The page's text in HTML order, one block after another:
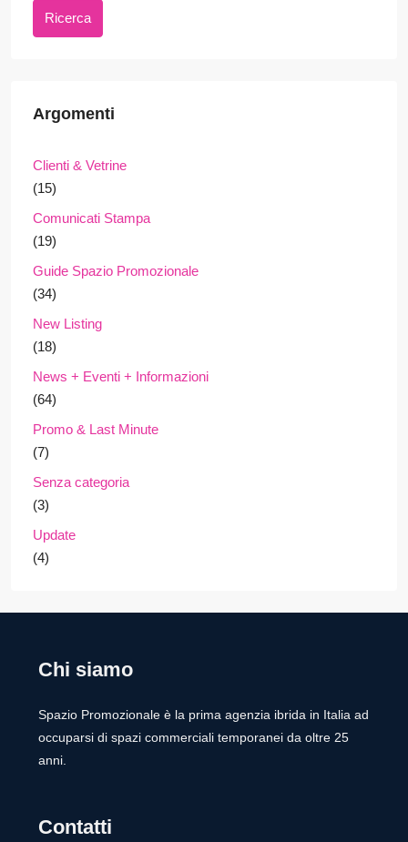
Ricerca
Argomenti
Clienti & Vetrine
(15)
Comunicati Stampa
(19)
Guide Spazio Promozionale
(34)
New Listing
(18)
News + Eventi + Informazioni
(64)
Promo & Last Minute
(7)
Senza categoria
(3)
Update
(4)
Chi siamo
Spazio Promozionale è la prima agenzia ibrida in Italia ad
occuparsi di spazi commerciali temporanei da oltre 25
anni.
Contatti